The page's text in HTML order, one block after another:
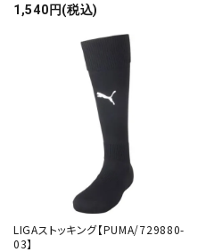
1,540円(税込)
LIGAストッキング【PUMA/729880-
03】